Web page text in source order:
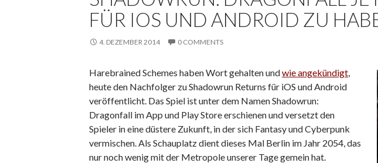
FÜR IOS UND ANDROID ZU
4. DEZEMBER 2014 0 COMMENTS
Harebrained Schemes haben Wort gehalten undwie angekündigt
heute den Nachfolger zu Shadowrun Returns für iOS und Android
veröffentlicht. Das Spiel ist unter dem Namen Shadowrun:
Dragonfall im App und Play Store erschienen und versetzt den
Spieler in eine düstere Zukunft, in der sich Fantasy und Cyberpunk
vermischen. Als Schauplatz dient dieses Mal Berlin im Jahr 2054, das
nur noch wenig mit der Metropole unserer Tage gemein hat.